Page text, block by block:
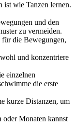
ist wie Tanzen lernen.
und den
zu vermeiden.
die Bewegungen,
und konzentriere
einzelnen
die erste
kurze Distanzen, um
oder Monaten kannst